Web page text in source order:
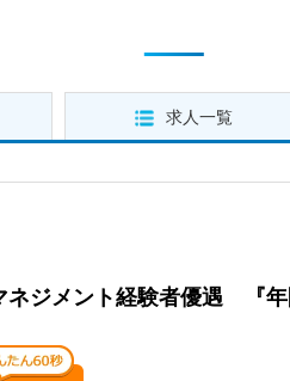
求人一覧
ネジメント経験者優遇 『